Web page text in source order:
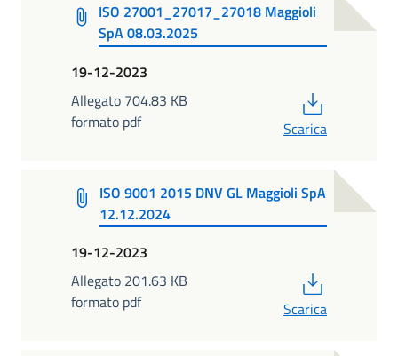
ISO 27001_27017_27018 Maggioli
SpA 08.03.2025
19-12-2023
Allegato 704.83 KB
formato pdf
Scarica
ISO 9001 2015 DNV GL Maggioli SpA
12.12.2024
19-12-2023
Allegato 201.63 KB
formato pdf
Scarica